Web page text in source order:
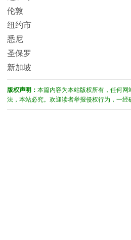
伦敦
纽约市
悉尼
圣保罗
新加坡
版权声明： 本篇内容为本站版权所有，任何
法，本站必究。欢迎读者举报侵权行为，一经